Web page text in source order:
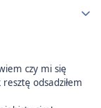
czy mi się
odsadziłem